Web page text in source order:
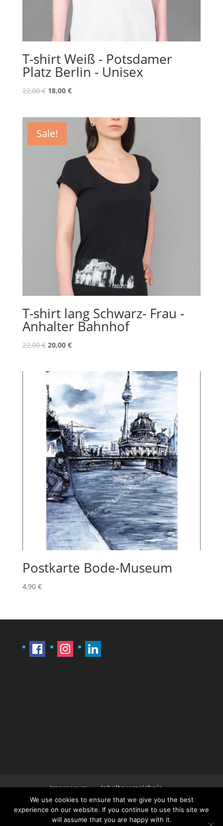
T-shirt Weiß - Potsdamer
Platz Berlin - Unisex
22,00€ Original
22,00 €.
18,00 €Current
18,00 €.
Sale!
T-shirt lang Schwarz- Frau -
Anhalter Bahnhof
22,00€ Original
20,00 €Current
Postkarte Bode-Museum
4,90 €
Impressum
Inhaltsverzeichnis
Ansprechpartner Læti
Bedingungen und Konditionen
Zahlung & Versand
We use cookies to ensure that we give you the best
experience on our website. If you continue to use this site we
will assume that you are happy with it.